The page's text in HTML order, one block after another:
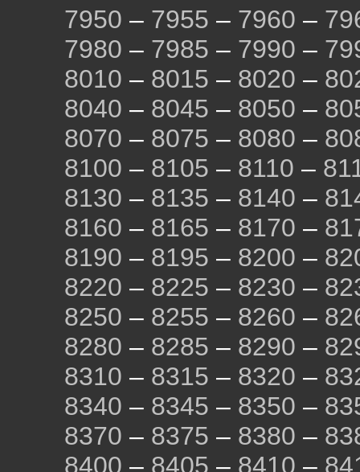
7950 – 7955 – 7960 –
7980 – 7985 – 7990 –
8010 – 8015 – 8020 –
8040 – 8045 – 8050 –
8070 – 8075 – 8080 –
8100 – 8105 – 8110 –
8130 – 8135 – 8140 –
8160 – 8165 – 8170 –
8190 – 8195 – 8200 –
8220 – 8225 – 8230 –
8250 – 8255 – 8260 –
8280 – 8285 – 8290 –
8310 – 8315 – 8320 –
8340 – 8345 – 8350 –
8370 – 8375 – 8380 –
8400 – 8405 – 8410 –